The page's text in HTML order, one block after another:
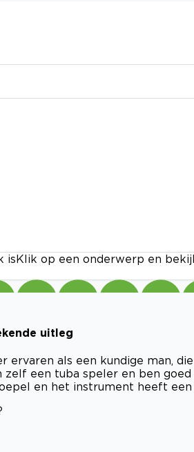
is Klik op een onderwerp en
uitleg
ervaren als een kundige man,
een tuba speler en ben
en het instrument heeft